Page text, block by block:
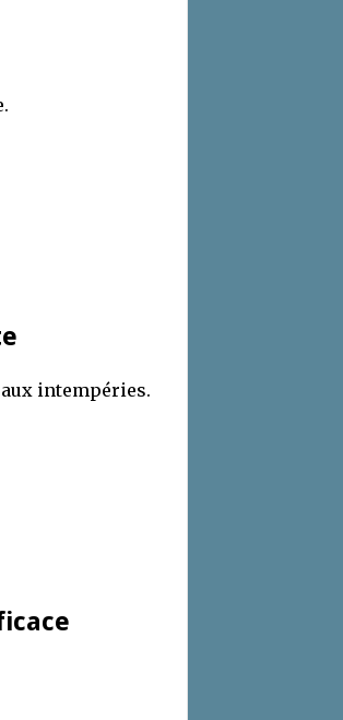
intempéries.